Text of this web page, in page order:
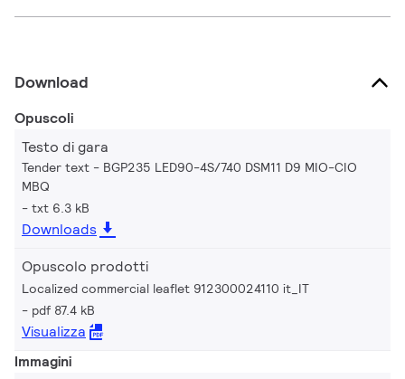
Download
Opuscoli
Testo di gara
Tender text - BGP235 LED90-4S/740 DSM11 D9 MIO-CIO
MBQ
txt 6.3 kB
Downloads
Opuscolo prodotti
Localized commercial leaflet 912300024110 it_IT
pdf 87.4 kB
Visualizza
Immagini